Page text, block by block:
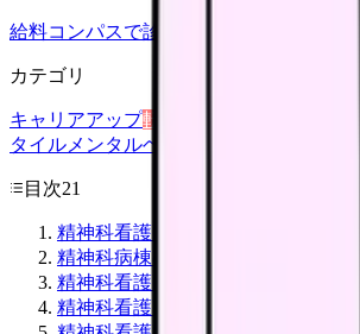
給料コンパスで診断
カテゴリ
キャリアアップ転職ガイド
タイル メンタルヘルス
目次21
精神科看護師の年収水準
精神科病棟の種類
精神科看護師のメリット 6 選
精神科看護師のデメリット 5 選